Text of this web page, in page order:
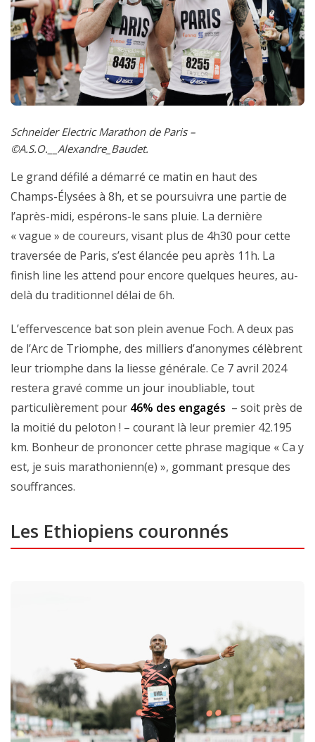
Schneider Electric Marathon de Paris –
©A.S.O.__Alexandre_Baudet.
Le grand défilé a démarré ce matin en haut des
Champs-Élysées à 8h, et se poursuivra une partie de
l’après-midi, espérons-le sans pluie. La dernière
« vague » de coureurs, visant plus de 4h30 pour cette
traversée de Paris, s’est élancée peu après 11h. La
finish line les attend pour encore quelques heures, au-
delà du traditionnel délai de 6h.
L’effervescence bat son plein avenue Foch. A deux pas
de l’Arc de Triomphe, des milliers d’anonymes célèbrent
leur triomphe dans la liesse générale. Ce 7 avril 2024
restera gravé comme un jour inoubliable, tout
particulièrement pour 46% des engagés – soit près de
la moitié du peloton ! – courant là leur premier 42.195
km. Bonheur de prononcer cette phrase magique « Ca y
est, je suis marathonienn(e) », gommant presque des
souffrances.
Les Ethiopiens couronnés